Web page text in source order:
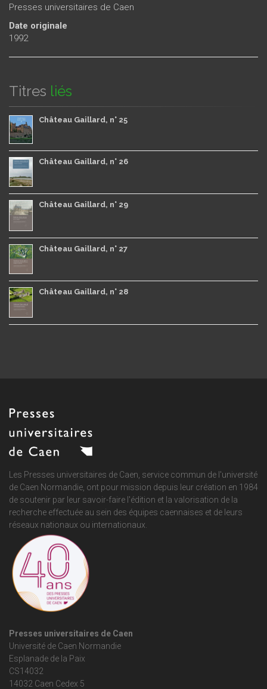
Presses universitaires de Caen
Date originale
1992
Titres liés
Château Gaillard, n° 25
Château Gaillard, n° 26
Château Gaillard, n° 29
Château Gaillard, n° 27
Château Gaillard, n° 28
Les Presses universitaires de Caen, service commun de l'université
de Caen Normandie , ont pour mission depuis leur création en 1984
de soutenir par leur savoir-faire l'édition et la valorisation de la
recherche effectuée au sein des équipes caennaises et de leurs
réseaux nationaux ou internationaux.
Presses universitaires de Caen
Université de Caen Normandie
Esplanade de la Paix
CS14032
14032 Caen Cedex 5